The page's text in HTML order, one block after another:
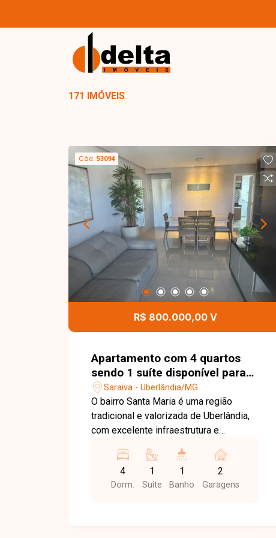
171 IMÓVEIS
Cód. 53094
R$ 800.000,00 V
Apartamento com 4 quartos
sendo 1 suíte disponível para
venda no bairro Santa Maria
em Uberlândia-MG
Saraiva - Uberlândia/MG
O bairro Santa Maria é uma região
tradicional e valorizada de Uberlândia,
com excelente infraestrutura e
supermercados, escolas, farmácias,
restaurantes, comércios e diversos
serviços, oferece fácil acesso às
4
Dorm.
1
Suite
1
Banho
2
Garagens